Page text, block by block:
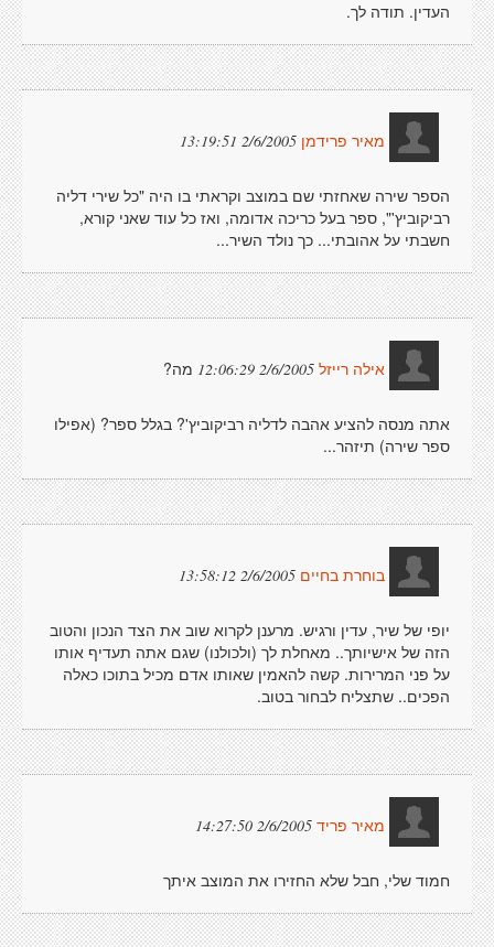
העדין. תודה לך.
מאיר פרידמן 2/6/2005 13:19:51
הספר שירה שאחזתי שם במוצב וקראתי בו היה "כל שירי דליה
רביקוביץ'", ספר בעל כריכה אדומה, ואז כל עוד שאני קורא,
חשבתי על אהובתי... כך נולד השיר...
אילה רייזל 2/6/2005 12:06:29 מה?
אתה מנסה להציע אהבה לדליה רביקוביץ'? בגלל ספר? (אפילו
ספר שירה) תיזהר...
בוחרת בחיים 2/6/2005 13:58:12
יופי של שיר, עדין ורגיש. מרענן לקרוא שוב את הצד הנכון והטוב
הזה של אישיותך.. מאחלת לך (ולכולנו) שגם אתה תעדיף אותו
על פני המרירות. קשה להאמין שאותו אדם מכיל בתוכו כאלה
הפכים.. שתצליח לבחור בטוב.
מאיר פריד 2/6/2005 14:27:50
חמוד שלי, חבל שלא החזירו את המוצב איתך